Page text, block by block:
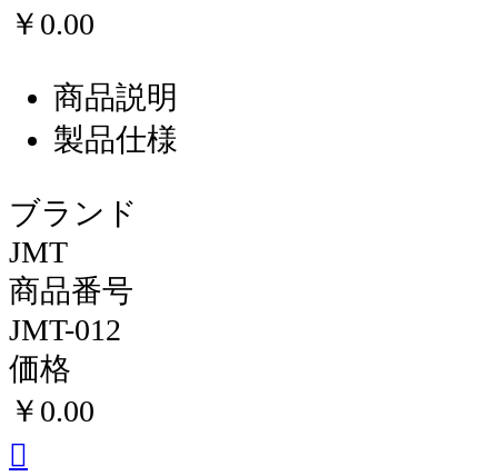
￥0.00
商品説明
製品仕様
ブランド
JMT
商品番号
JMT-012
価格
￥0.00